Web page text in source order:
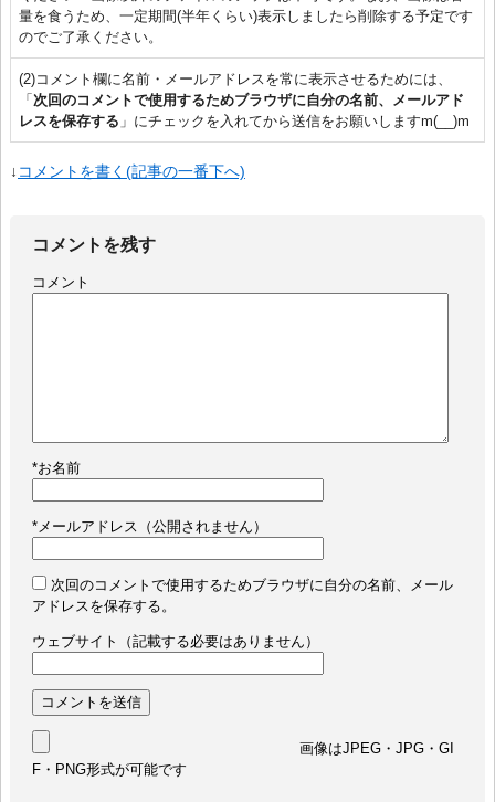
量を食うため、一定期間(半年くらい)表示しましたら削除する予定です
のでご了承ください。
(2)コメント欄に名前・メールアドレスを常に表示させるためには、
「次回のコメントで使用するためブラウザに自分の名前、メールアド
レスを保存する 」にチェックを入れてから送信をお願いしますm(__)m
↓ コメントを書く(記事の一番下へ)
コメントを残す
コメント
*お名前
* メールアドレス（公開されません）
次回のコメントで使用するためブラウザに自分の名前、メール
アドレスを保存する。
ウェブサイト（記載する必要はありません）
画像はJPEG・JPG・GI
F・PNG形式が可能です